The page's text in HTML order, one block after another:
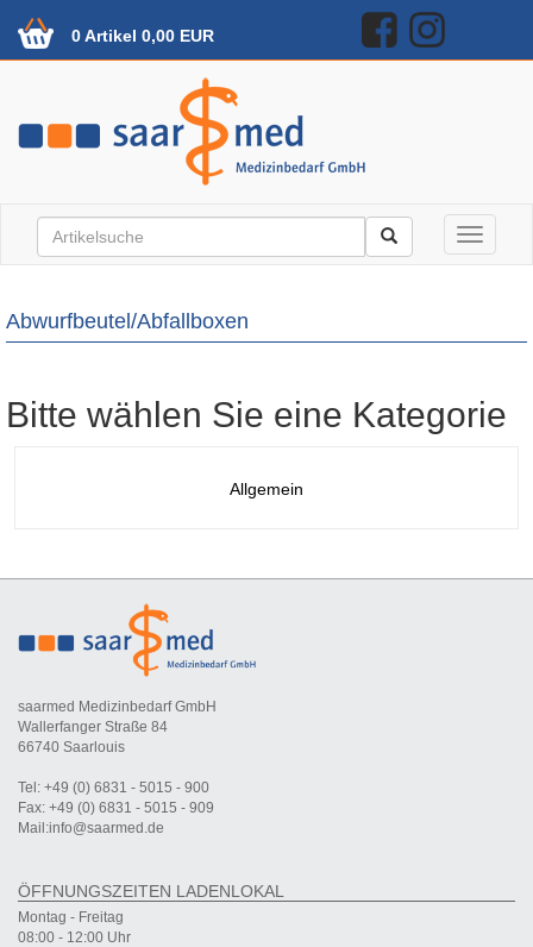
0 Artikel 0,00 EUR
Toggle
Abwurfbeutel/Abfallboxen
Bitte wählen Sie eine Kategorie
Allgemein
saarmed Medizinbedarf GmbH
Wallerfanger Straße 84
66740 Saarlouis
Tel: +49 (0) 6831 - 5015 - 900
Fax: +49 (0) 6831 - 5015 - 909
Mail:info@saarmed.de
ÖFFNUNGSZEITEN LADENLOKAL
Montag - Freitag
08:00 - 12:00 Uhr